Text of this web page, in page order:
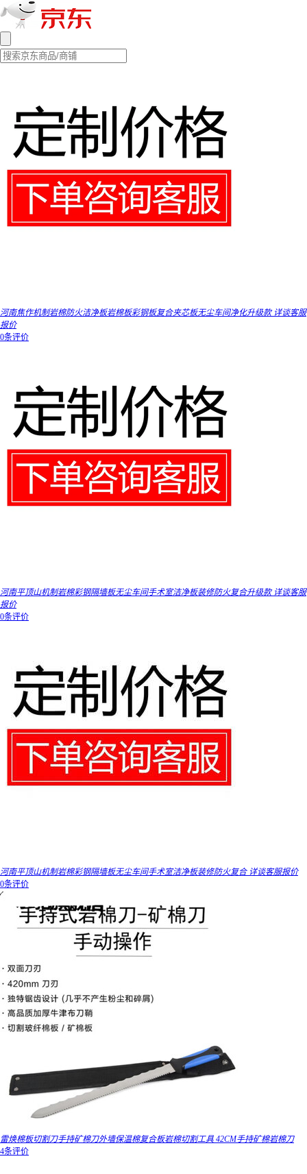
河南焦作机制岩棉防火洁净板岩棉板彩钢板复合夹芯板无尘车间净化升级款 详谈客服
报价
0条评价
河南平顶山机制岩棉彩钢隔墙板无尘车间手术室洁净板装修防火复合升级款 详谈客服
报价
0条评价
河南平顶山机制岩棉彩钢隔墙板无尘车间手术室洁净板装修防火复合 详谈客服报价
0条评价
雷焕棉板切割刀手持矿棉刀外墙保温棉复合板岩棉切割工具 42CM手持矿棉岩棉刀
4条评价